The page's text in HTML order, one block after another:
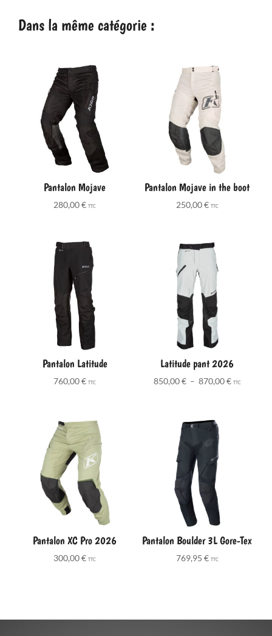
Dans la même catégorie :
Pantalon Mojave
280,00€ TTC
Pantalon Mojave in the boot
250,00€ TTC
Pantalon Latitude
760,00€ TTC
Latitude pant 2026
850,00€ – 870,00€Plage
TTC
Pantalon XC Pro 2026
300,00€ TTC
Pantalon Boulder 3L Gore-Tex
769,95 € TTC